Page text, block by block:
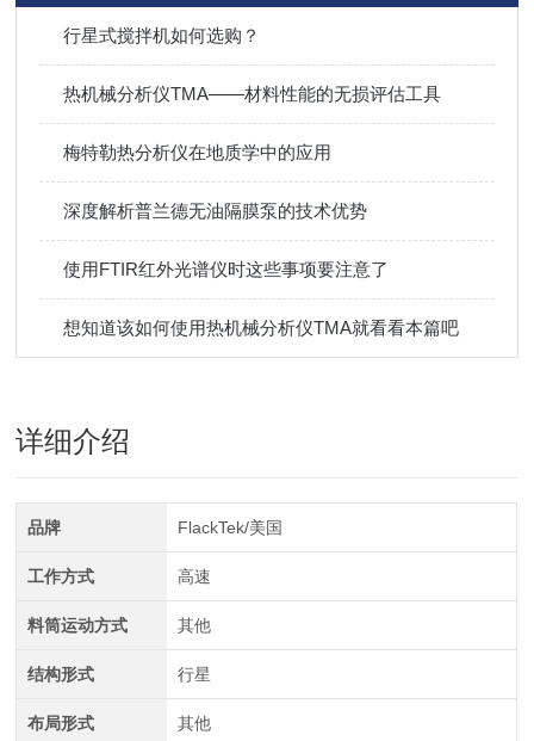
行星式搅拌机如何选购？
热机械分析仪TMA——材料性能的无损评估工具
梅特勒热分析仪在地质学中的应用
深度解析普兰德无油隔膜泵的技术优势
使用FTIR红外光谱仪时这些事项要注意了
想知道该如何使用热机械分析仪TMA就看看本篇吧
详细介绍
品牌 FlackTek/美国
工作方式 高速
料筒运动方式 其他
结构形式 行星
布局形式 其他